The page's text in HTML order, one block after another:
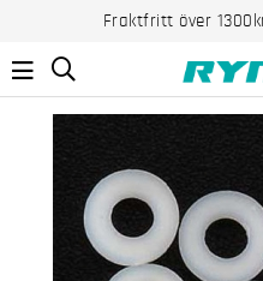
Fraktfritt över